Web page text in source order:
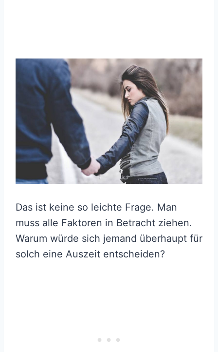
Das ist keine so leichte Frage. Man
muss alle Faktoren in Betracht ziehen.
Warum würde sich jemand überhaupt für
solch eine Auszeit entscheiden?